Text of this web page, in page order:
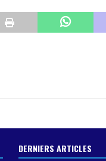
DERNIERS ARTICLES